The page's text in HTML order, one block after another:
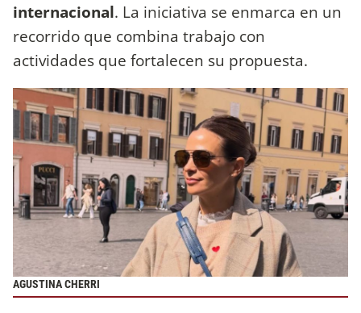
internacional. La iniciativa se enmarca en un
recorrido que combina trabajo con
actividades que fortalecen su propuesta.
AGUSTINA CHERRI